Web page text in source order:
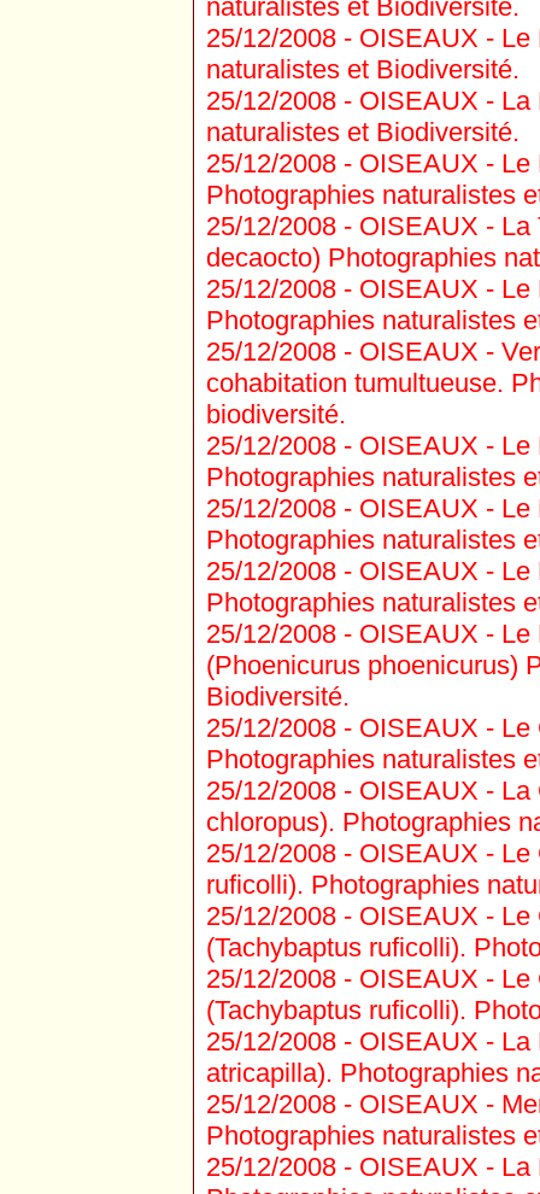
naturalistes et Biodiversité.
25/12/2008 - OISEAUX - Le
naturalistes et Biodiversité.
25/12/2008 - OISEAUX - La
naturalistes et Biodiversité.
25/12/2008 - OISEAUX - Le
Photographies naturalistes
25/12/2008 - OISEAUX - La
decaocto) Photographies
25/12/2008 - OISEAUX - Le
Photographies naturalistes
25/12/2008 - OISEAUX -
cohabitation tumultueuse.
biodiversité.
25/12/2008 - OISEAUX - Le
Photographies naturalistes
25/12/2008 - OISEAUX - Le
Photographies naturalistes
25/12/2008 - OISEAUX - Le
Photographies naturalistes
25/12/2008 - OISEAUX - Le
(Phoenicurus phoenicurus)
Biodiversité.
25/12/2008 - OISEAUX - Le
Photographies naturalistes
25/12/2008 - OISEAUX - La
chloropus). Photographies
25/12/2008 - OISEAUX - Le
ruficolli). Photographies
25/12/2008 - OISEAUX - Le
(Tachybaptus ruficolli).
25/12/2008 - OISEAUX - Le
(Tachybaptus ruficolli).
25/12/2008 - OISEAUX - La
atricapilla). Photographies
25/12/2008 - OISEAUX -
Photographies naturalistes
25/12/2008 - OISEAUX - La